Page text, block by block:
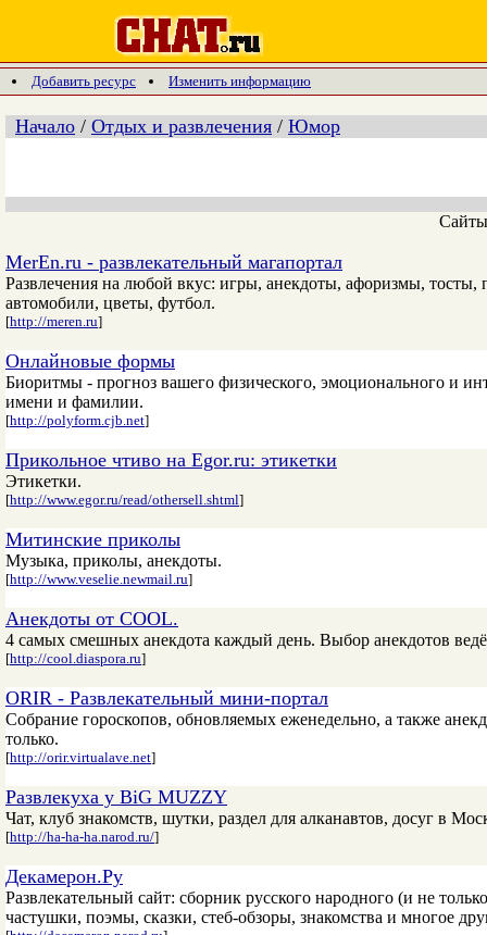
Добавить ресурс Изменить информацию
Начало / Отдых и развлечения / Юмор
MerEn.ru - развлекательный магапортал
Развлечения на любой вкус: игры, анекдоты, афоризмы,
автомобили, цветы, футбол.
[http://meren.ru]
Онлайновые формы
Биоритмы - прогноз вашего физического, эмоционального и
имени и фамилии.
[http://polyform.cjb.net]
Прикольное чтиво на Egor.ru: этикетки
Этикетки.
[http://www.egor.ru/read/othersell.shtml]
Митинские приколы
Музыка, приколы, анекдоты.
[http://www.veselie.newmail.ru]
Анекдоты от COOL.
4 самых смешных анекдота каждый день. Выбор анекдотов
[http://cool.diaspora.ru]
ORIR - Развлекательный мини-портал
Собрание гороскопов, обновляемых еженедельно, а также
только.
[http://orir.virtualave.net]
Развлекуха у BiG MUZZY
Чат, клуб знакомств, шутки, раздел для алканавтов, досуг в
[http://ha-ha-ha.narod.ru/]
Декамерон.Ру
Развлекательный сайт: сборник русского народного (и не
частушки, поэмы, сказки, стеб-обзоры, знакомства и многое